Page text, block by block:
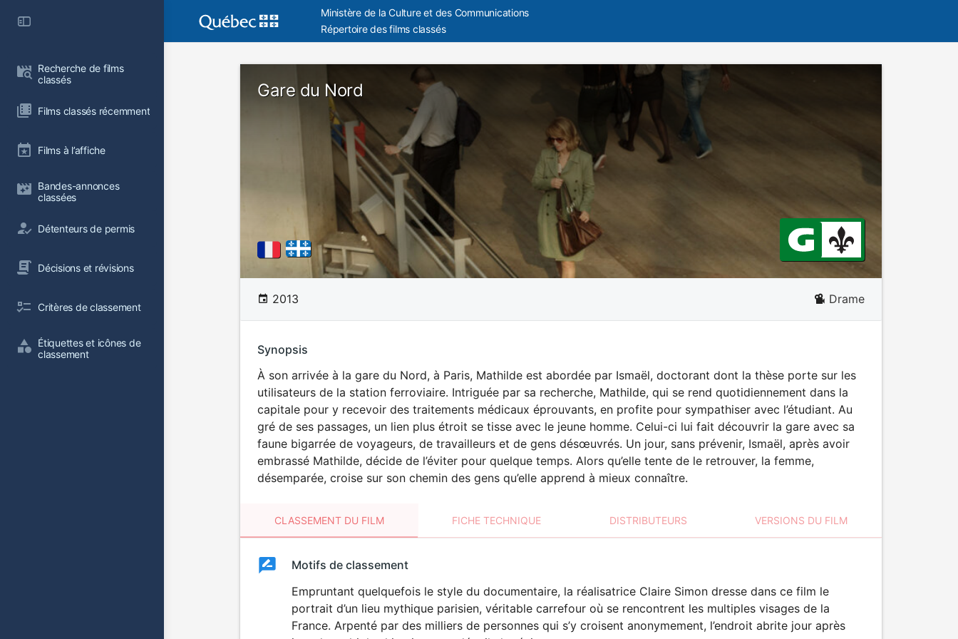
Recherche de films
classés
Films classés récemment
Films à l’affiche
Bandes-annonces
classées
Détenteurs de permis
Décisions et révisions
Critères de classement
Étiquettes et icônes de
classement
Ministère de la Culture et des Communications
Répertoire des films classés
Gare du Nord
2013 Drame
Synopsis
À son arrivée à la gare du Nord, à Paris, Mathilde est abordée par Ismaël, doctorant dont la thèse porte sur les
utilisateurs de la station ferroviaire. Intriguée par sa recherche, Mathilde, qui se rend quotidiennement dans la
capitale pour y recevoir des traitements médicaux éprouvants, en profite pour sympathiser avec l’étudiant. Au
gré de ses passages, un lien plus étroit se tisse avec le jeune homme. Celui-ci lui fait découvrir la gare avec sa
faune bigarrée de voyageurs, de travailleurs et de gens désœuvrés. Un jour, sans prévenir, Ismaël, après avoir
embrassé Mathilde, décide de l’éviter pour quelque temps. Alors qu’elle tente de le retrouver, la femme,
désemparée, croise sur son chemin des gens qu’elle apprend à mieux connaître.
CLASSEMENT DU FILM FICHE TECHNIQUE DISTRIBUTEURS VERSIONS DU FILM
ClassementClassement
Motifs de classement
Empruntant quelquefois le style du documentaire, la réalisatrice Claire Simon dresse dans ce film le
portrait d’un lieu mythique parisien, véritable carrefour où se rencontrent les multiples visages de la
France. Arpenté par des milliers de personnes qui s’y croisent anonymement, l’endroit abrite jour après